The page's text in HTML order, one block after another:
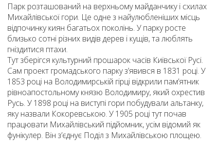
Парк розташований на верхньому майданчику і схилах
Михайлівської гори. Це одне з найулюбленіших місць
відпочинку киян багатьох поколінь. У парку росте
близько сотні різних видів дерев і кущів, та люблять
гніздитися птахи.
Тут зберігся культурний прошарок часів Київської Русі.
Сам проект громадського парку з’явився в 1831 році. У
1853 році на Володимирській гірці відкрили пам’ятник
рівноапостольному князю Володимиру, який охрестив
Русь. У 1898 році на виступі гори побудували альтанку,
яку назвали Кокоревською. У 1905 році тут почав
працювати Михайлівський підйомник, усім відомий як
фунікулер. Він з’єднує Поділ з Михайлівською площею.